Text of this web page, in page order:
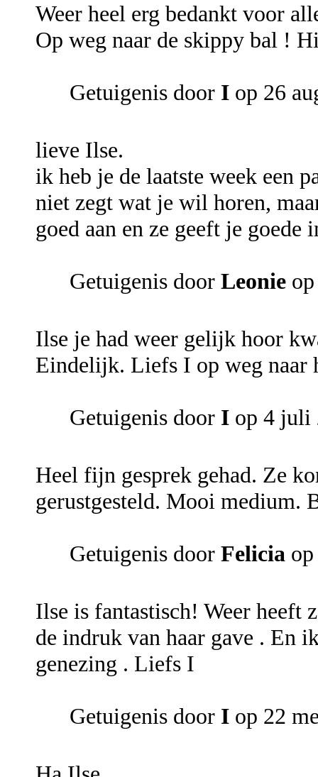
Weer heel erg bedankt voor
Op weg naar de skippy bal !
Getuigenis door I op 26
lieve Ilse.
ik heb je de laatste week een
niet zegt wat je wil horen,
goed aan en ze geeft je goede
Getuigenis door Leonie
Ilse je had weer gelijk hoor
Eindelijk. Liefs I op weg naar
Getuigenis door I op 4 juli
Heel fijn gesprek gehad. Ze
gerustgesteld. Mooi medium.
Getuigenis door Felicia
Ilse is fantastisch! Weer heeft
de indruk van haar gave . En
genezing . Liefs I
Getuigenis door I op 22